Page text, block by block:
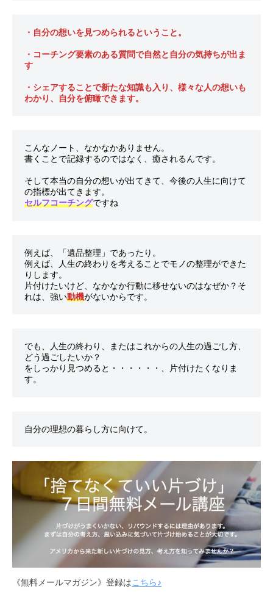
・自分の想いを見つめられるということ。
・コーチング要素のある質問で自然と自分の気持ちが出ま
す
・シェアすることで新たな知識も入り、様々な人の想いも
わかり、自分を俯瞰できます。
こんなノート、なかなかありません。
書くことで記録するのではなく、癒されるんです。
そして本当の自分の想いが出てきて、今後の人生に向けて
セルフコーチング
例えば、「遺品整理」であったり。
例えば、人生の終わりを考えることでモノの整理ができた
りします。
片付けたいけど、なかなか行動に移せないのはなぜか？そ
れは、強い動機
でも、人生の終わり、またはこれからの人生の過ごし方、
どう過ごしたいか？
をしっかり見つめると・・・・・・、片付けたくなりま
《無料メールマガジン》登録はこちら♪